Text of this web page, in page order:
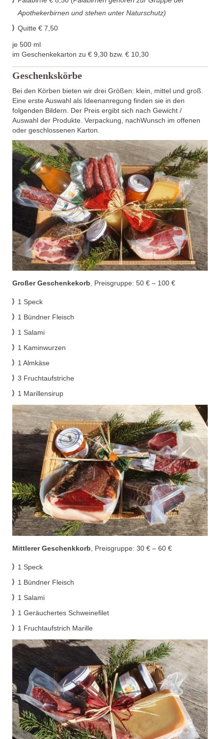
Apothekerbirnen und stehen unter Naturschutz)
Quitte € 7,50
je 500 ml
im Geschenkekarton zu € 9,30 bzw. € 10,30
Geschenkskörbe
Bei den Körben bieten wir drei Größen: klein mittel und groß
Eine erste Auswahl als Ideenanregung finden sie in den
folgenden Bildern. Der Preis ergibt sich nach Gewicht /
Auswahl der Produkte. Verpackung, nachWunsch im offenen
oder geschlossenen Karton.
Großer Geschenkekorb Preisgruppe: 50 € – 100 €
1 Speck
1 Bündner Fleisch
1 Salami
1 Kaminwurzen
1 Almkäse
3 Fruchtaufstriche
1 Marillensirup
Mittlerer Geschenkkorb Preisgruppe: 30 € – 60 €
1 Speck
1 Bündner Fleisch
1 Salami
1 Geräuchertes Schweinefilet
1 Fruchtaufstrich Marille